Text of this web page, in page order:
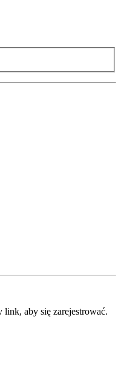
aby się zarejestrować.